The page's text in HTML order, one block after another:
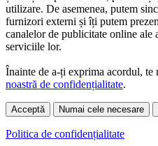
utilizare. De asemenea, putem
furnizori externi și îți putem
canalelor de publicitate online ale
serviciile lor.
Înainte de a-ți exprima acordul, te
noastră de confidențialitate.
Acceptă Numai cele necesare
Politica de confidențialitate